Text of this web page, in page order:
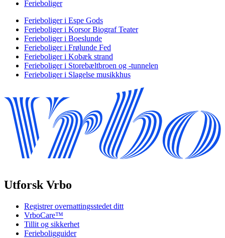
Ferieboliger
Ferieboliger i Espe Gods
Ferieboliger i Korsor Biograf Teater
Ferieboliger i Boeslunde
Ferieboliger i Frølunde Fed
Ferieboliger i Kobæk strand
Ferieboliger i Storebæltbroen og -tunnelen
Ferieboliger i Slagelse musikkhus
Utforsk Vrbo
Registrer overnattingsstedet ditt
VrboCare™
Tillit og sikkerhet
Ferieboligguider